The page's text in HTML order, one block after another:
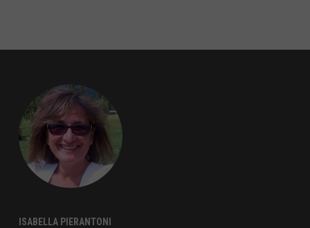
ISABELLA PIERANTONI